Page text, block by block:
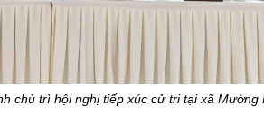
nước
thông
tổng hợp
chủ trì hội nghị tiếp xúc cử tri tại xã Mường